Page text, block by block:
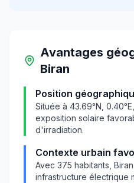
Avantages
Biran
Position
Située à 43.69°N, 0.40°E,
exposition solaire
d'irradiation.
Contexte urbain
Avec 375 habitants, Biran
infrastructure électrique